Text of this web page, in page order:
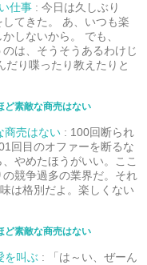
仕事 : 今日は久しぶり
てきた。 あ、いつも楽
しないから。 でも、
のは、そうそうあるわけじ
だり喋ったり教えたりと
素敵な商売はない
売はない : 100回断られ
回目のオファーを断るな
やめたほうがいい。ここ
競争過多の業界だ。それ
は格別だよ。楽しくない
素敵な商売はない
を叫ぶ :
「は～い、ぜーん